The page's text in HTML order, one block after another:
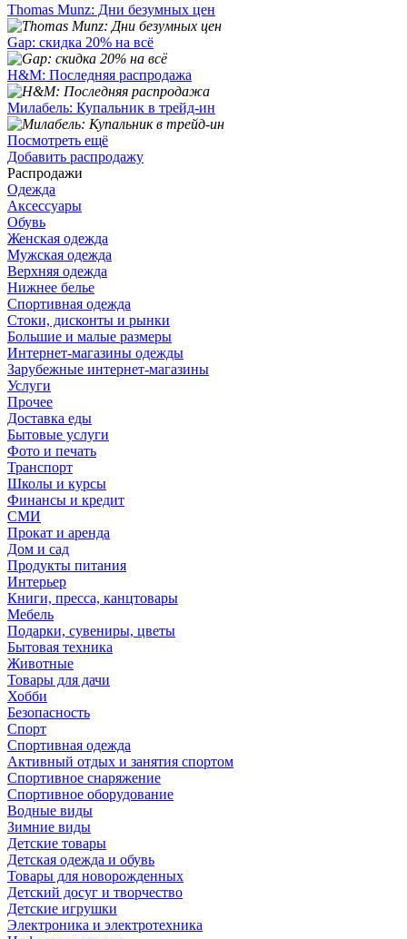
Thomas Munz: Дни безумных цен
Gap: скидка 20% на всё
H&M: Последняя распродажа
Милабель: Купальник в трейд-ин
Посмотреть ещё
Добавить распродажу
Распродажи
Одежда
Аксессуары
Обувь
Женская одежда
Мужская одежда
Верхняя одежда
Нижнее белье
Спортивная одежда
Стоки, дисконты и рынки
Большие и малые размеры
Интернет-магазины одежды
Зарубежные интернет-магазины
Услуги
Прочее
Доставка еды
Бытовые услуги
Фото и печать
Транспорт
Школы и курсы
Финансы и кредит
СМИ
Прокат и аренда
Дом и сад
Продукты питания
Интерьер
Книги, пресса, канцтовары
Мебель
Подарки, сувениры, цветы
Бытовая техника
Животные
Товары для дачи
Хобби
Безопасность
Спорт
Спортивная одежда
Активный отдых и занятия спортом
Спортивное снаряжение
Спортивное оборудование
Водные виды
Зимние виды
Детские товары
Детская одежда и обувь
Товары для новорожденных
Детский досуг и творчество
Детские игрушки
Электроника и электротехника